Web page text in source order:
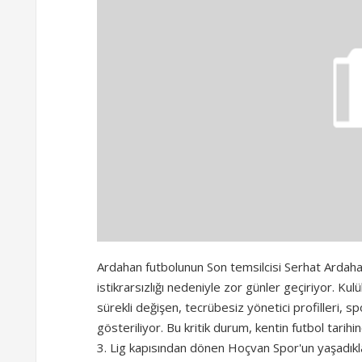
Ardahan futbolunun Son temsilcisi Serhat
istikrarsızlığı nedeniyle zor günler geçiriyor.
sürekli değişen, tecrübesiz yönetici profilleri,
gösteriliyor. Bu kritik durum, kentin futbol
3. Lig kapısından dönen Hoçvan Spor'un